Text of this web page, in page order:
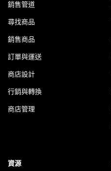
銷售管道
尋找商品
銷售商品
訂單與運送
商店設計
行銷與轉換
商店管理
資源